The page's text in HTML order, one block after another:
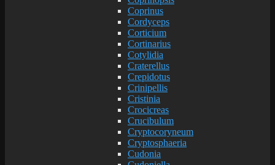
Coprinus
Cordyceps
Corticium
Cortinarius
Cotylidia
Craterellus
Crepidotus
Crinipellis
Cristinia
Crocicreas
Crucibulum
Cryptocoryneum
Cryptosphaeria
Cudonia